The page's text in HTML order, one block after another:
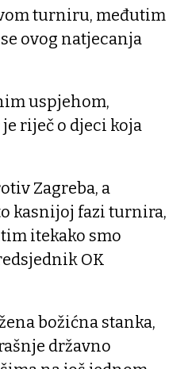
turniru, međutim
ovog natjecanja
uspjehom,
riječ o djeci koja
Zagreba, a
kasnijoj fazi turnira,
itekako smo
OK
božićna stanka,
državno